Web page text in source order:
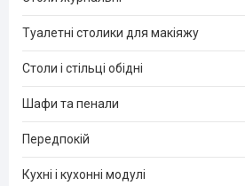
Туалетні столики для макіяжу
Столи і стільці обідні
Шафи та пенали
Передпокій
Кухні і кухонні модулі